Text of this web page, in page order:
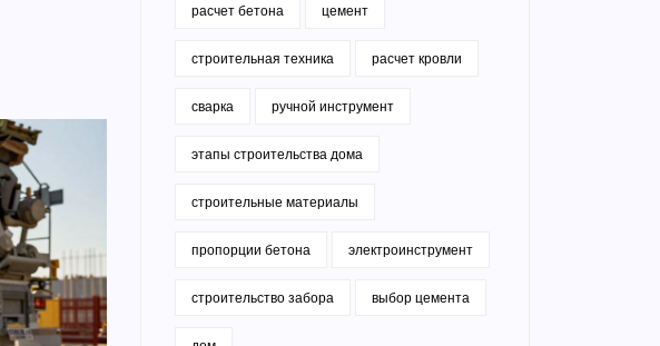
расчет бетона цемент
строительная техника расчет кровли
сварка ручной инструмент
этапы строительства дома
строительные материалы
пропорции бетона электроинструмент
строительство забора выбор цемента